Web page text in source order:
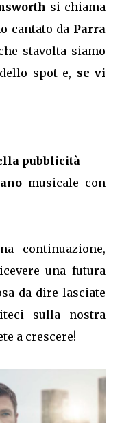
si chiama
cantato da Parra
stavolta siamo
spot e, se vi
pubblicità
musicale con
continuazione,
una futura
da dire lasciate
sulla nostra
a crescere!